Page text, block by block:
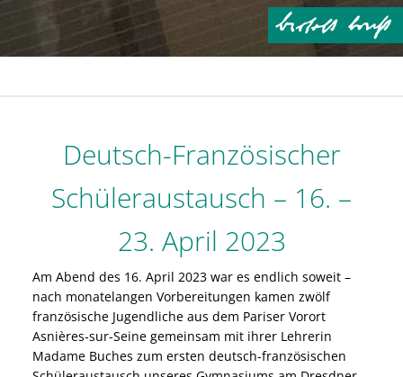
Deutsch-Französischer
Schüleraustausch – 16. –
23. April 2023
Am Abend des 16. April 2023 war es endlich soweit –
nach monatelangen Vorbereitungen kamen zwölf
französische Jugendliche aus dem Pariser Vorort
Asnières-sur-Seine gemeinsam mit ihrer Lehrerin
Madame Buches zum ersten deutsch-französischen